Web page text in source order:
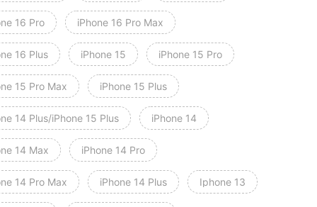
16 Pro iPhone 16 Pro Max
16 Plus iPhone 15 iPhone 15 Pro
15 Pro Max iPhone 15 Plus
14 Plus/iPhone 15 Plus iPhone 14
14 Max iPhone 14 Pro
14 Pro Max iPhone 14 Plus Iphone 13